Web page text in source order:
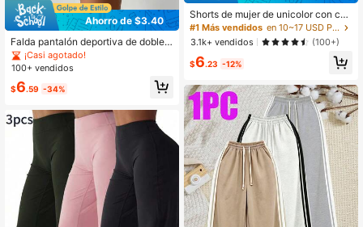
Ahorro de $3.40
Falda pantalón deportiva de doble c
apa con bolsillos para mujer, para y
oga, béisbol, fitness y actividades a
¡Casi agotado!
100+ vendidos
$6.59 -34%
Shorts de mujer de unicolor con cor
dón, shorts casuales con cintura elá
stica y bolsillos laterales con diseño
plegable para deportes, estéticos
#1 Más vendidos
en 10~17 USD Pantalones cortos para mujer para exteriores
3.1k+ vendidos
(100+)
$6.23 -12%